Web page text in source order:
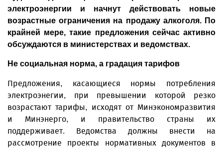
электроэнергии и начнут действовать новые
возрастные ограничения на продажу алкоголя. По
крайней мере, такие предложения сейчас активно
обсуждаются в министерствах и ведомствах.
Не социальная норма, а градация тарифов
Предложения, касающиеся нормы потребления
электроэнегии, при превышении которой резко
возрастают тарифы, исходят от Минэкономразвития
и Минэнерго, и правительство страны их
поддерживает. Ведомства должны внести на
рассмотрение проекты нормативных документов в